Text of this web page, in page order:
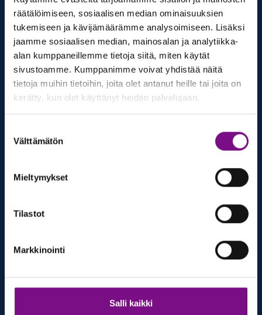
räätälöimiseen, sosiaalisen median ominaisuuksien
tukemiseen ja kävijämäärämme analysoimiseen. Lisäksi
jaamme sosiaalisen median, mainosalan ja analytiikka-
alan kumppaneillemme tietoja siitä, miten käytät
sivustoamme. Kumppanimme voivat yhdistää näitä
tietoja muihin tietoihin, joita olet antanut heille tai joita on
kerätty, kun olet käyttänyt heidän palvelujaan.
valinta
Välttämätön
Mieltymykset
Tilastot
Markkinointi
Salli kaikki
Wela­do STHK sä­ker­hets­hand­
läg­ger upp­hand­lat mark­sy­stem
Welado STHK:s signalkonsult Andreas Percevic Kling
marksignalprodukt som Trafikverket har beställt av
gäller både så kallad konventionell signalering (ATC)
och ERTMS Level 2 som håller på att rullas ut inom
Visa referens